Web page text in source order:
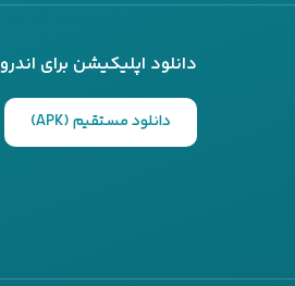
دانلود اپلیکیشن برای
دانلود مستقیم (APK)